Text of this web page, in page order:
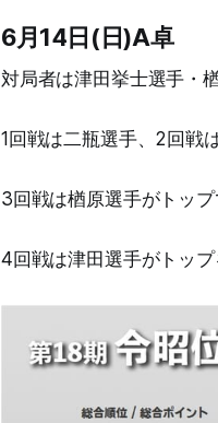
6月14日(日)A卓
対局者は津田挙士選手・
1回戦は二瓶選手、2回戦
3回戦は楢原選手がトップ
4回戦は津田選手がトップ